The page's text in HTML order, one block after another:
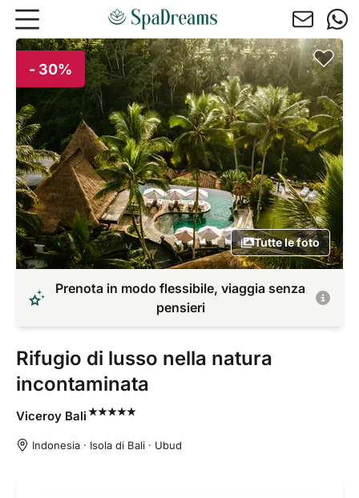
Andare al contenuto principale
- 30%
Tutte le foto
Prenota in modo flessibile, viaggia senza
pensieri
Rifugio di lusso nella natura
incontaminata
Viceroy Bali
Indonesia · Isola di Bali · Ubud